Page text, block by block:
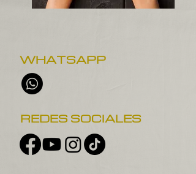
WHATSAPP
REDES SOCIALES